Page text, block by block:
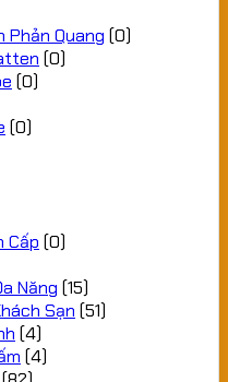
Phản Quang (0)
(0)
(0)
(0)
Cấp (0)
Năng (15)
Sạn (51)
(4)
(4)